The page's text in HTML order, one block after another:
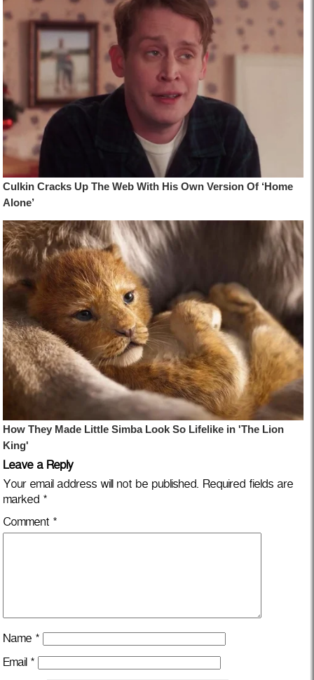
Leave a Reply
Your email address will not be published. Required fields are
marked *
Comment *
Name *
Email *